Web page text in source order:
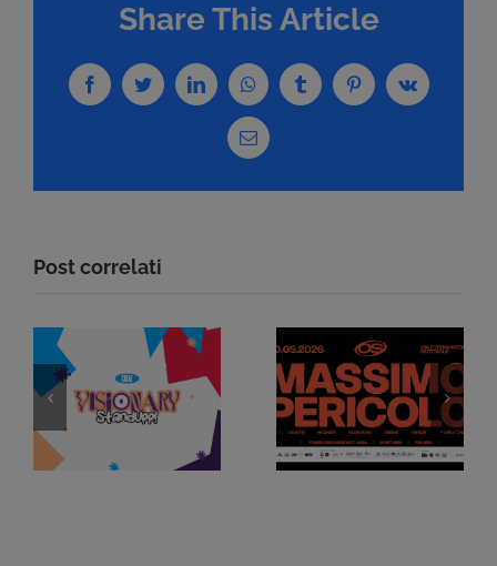
Share This Article
FacebookTwitterLinkedInWhatsAppTumblrPinterestVk
Email
Post correlati